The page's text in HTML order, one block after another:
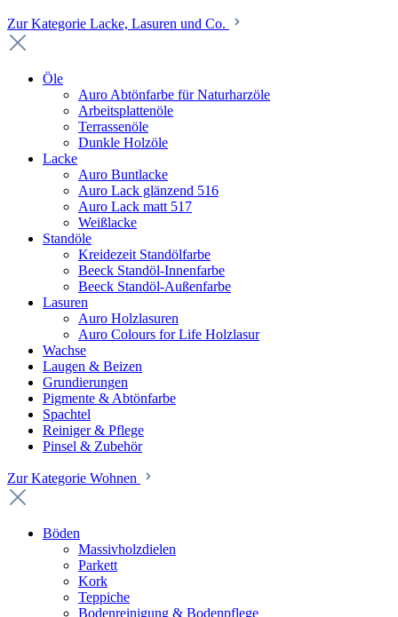
Zur Kategorie Lacke, Lasuren und Co.
Öle
Auro Abtönfarbe für Naturharzöle
Arbeitsplattenöle
Terrassenöle
Dunkle Holzöle
Lacke
Auro Buntlacke
Auro Lack glänzend 516
Auro Lack matt 517
Weißlacke
Standöle
Kreidezeit Standölfarbe
Beeck Standöl-Innenfarbe
Beeck Standöl-Außenfarbe
Lasuren
Auro Holzlasuren
Auro Colours for Life Holzlasur
Wachse
Laugen & Beizen
Grundierungen
Pigmente & Abtönfarbe
Spachtel
Reiniger & Pflege
Pinsel & Zubehör
Zur Kategorie Wohnen
Böden
Massivholzdielen
Parkett
Kork
Teppiche
Bodenreinigung & Bodenpflege